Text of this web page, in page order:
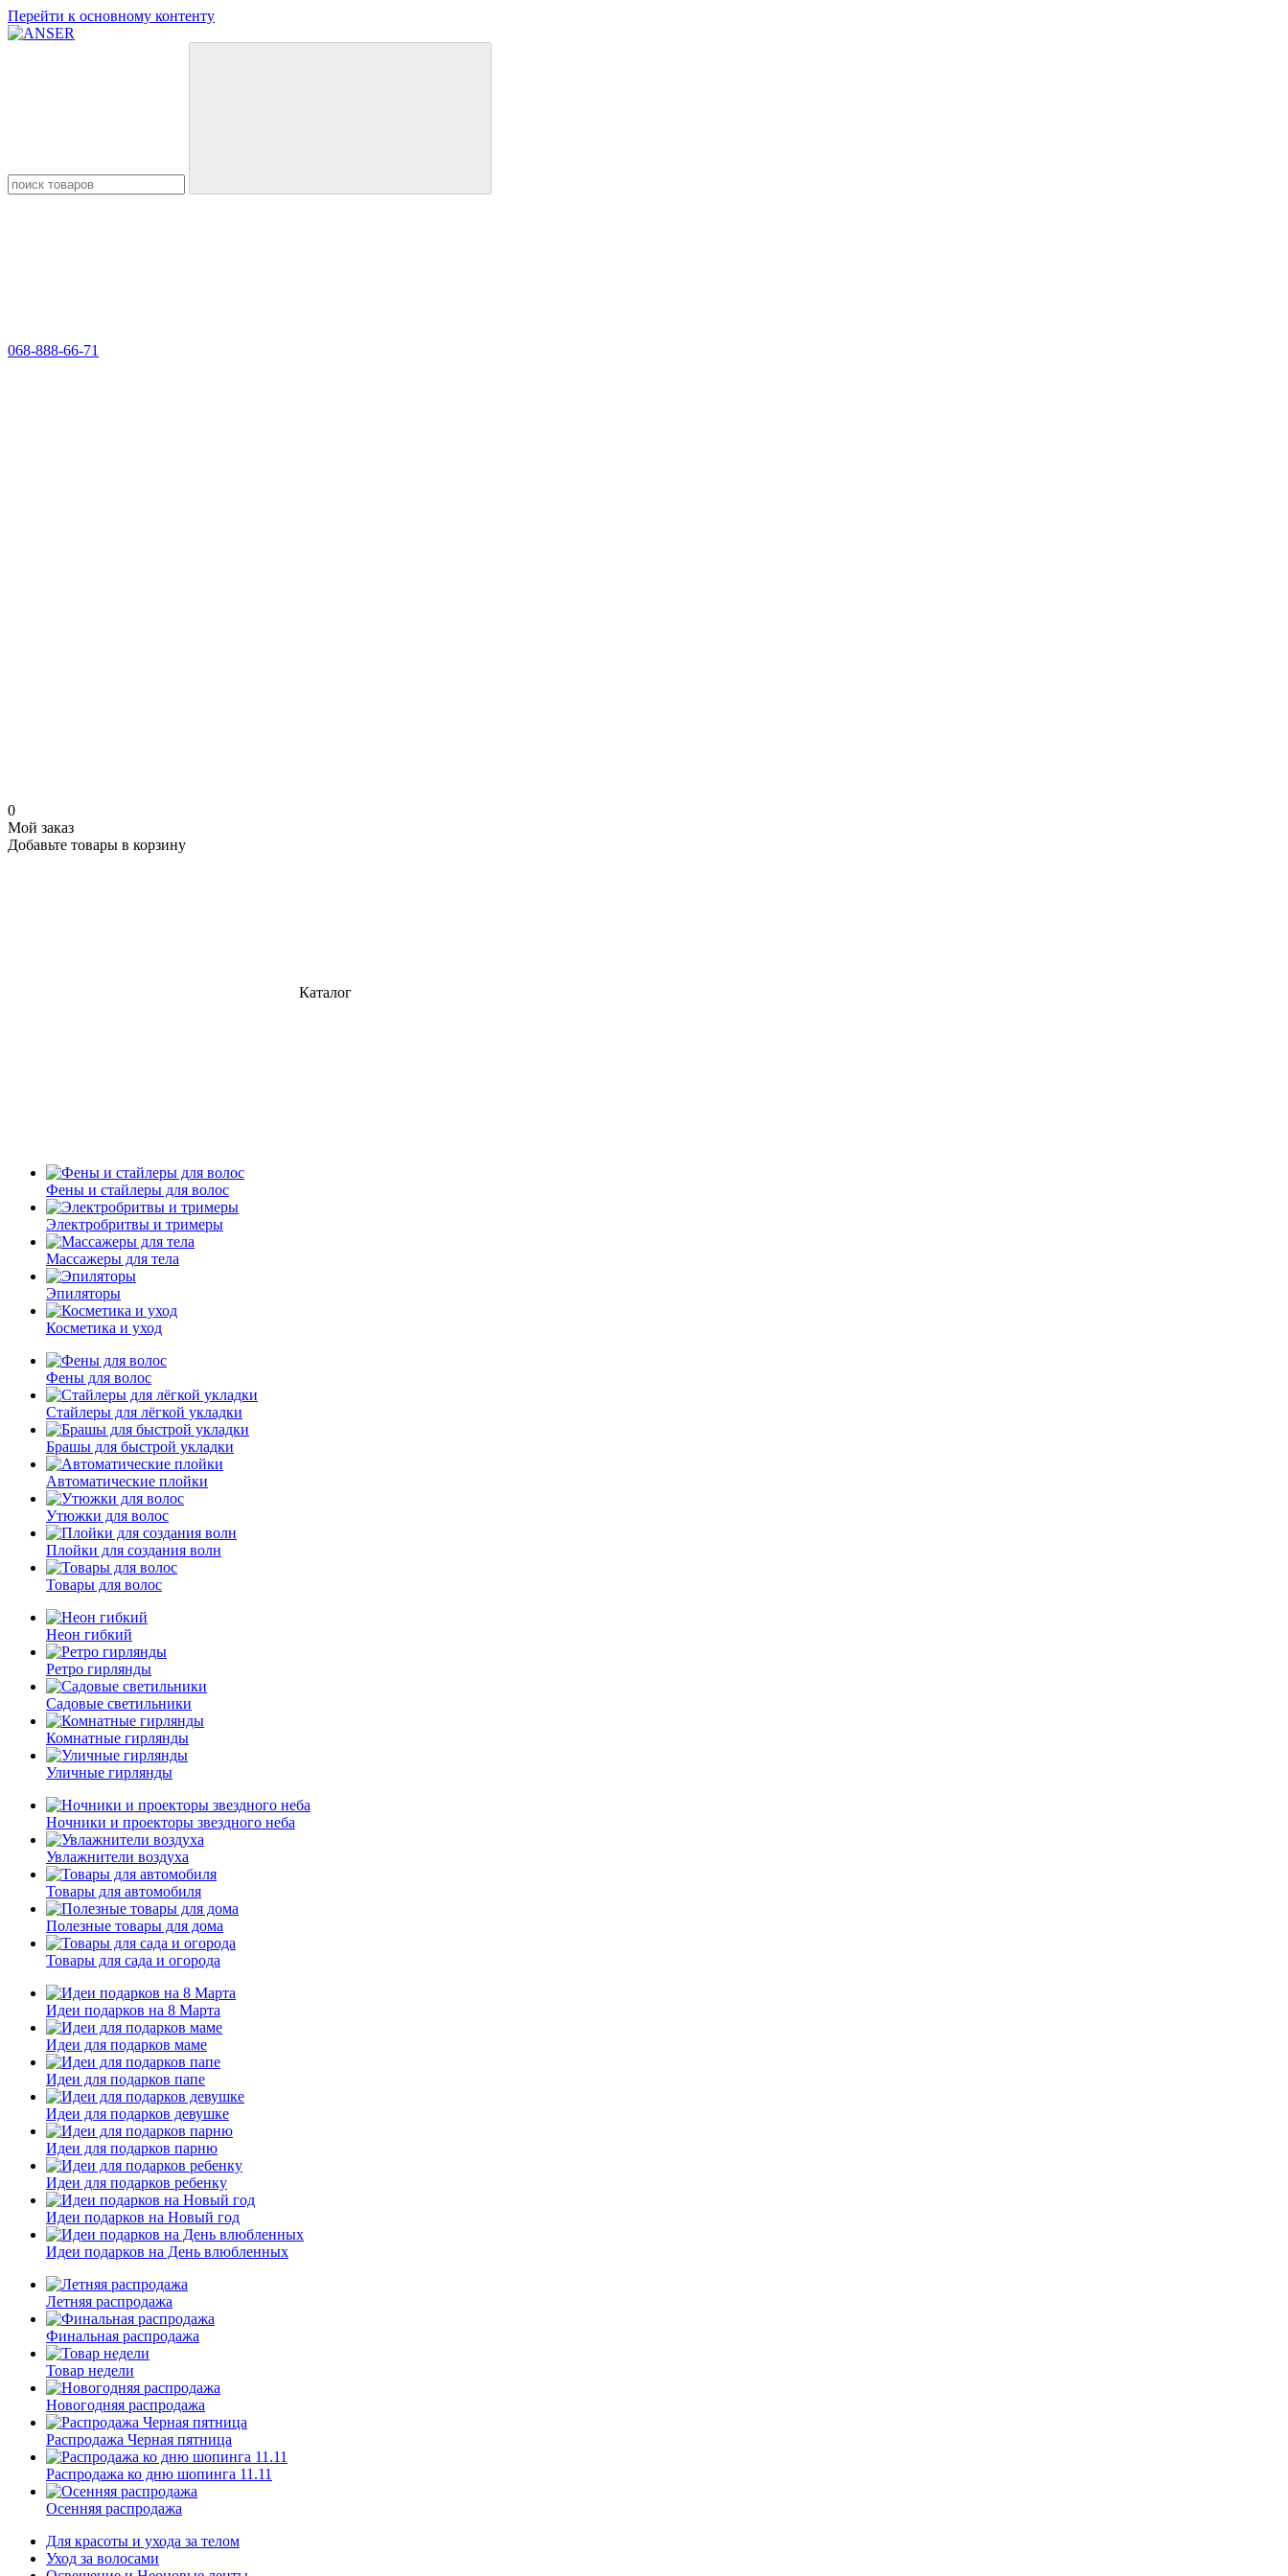
Перейти к основному контенту
068-888-66-71
0
Мой заказ
Добавьте товары в корзину
Каталог
Фены и стайлеры для волос
Электробритвы и тримеры
Массажеры для тела
Эпиляторы
Косметика и уход
Фены для волос
Стайлеры для лёгкой укладки
Брашы для быстрой укладки
Автоматические плойки
Утюжки для волос
Плойки для создания волн
Товары для волос
Неон гибкий
Ретро гирлянды
Садовые светильники
Комнатные гирлянды
Уличные гирлянды
Ночники и проекторы звездного неба
Увлажнители воздуха
Товары для автомобиля
Полезные товары для дома
Товары для сада и огорода
Идеи подарков на 8 Марта
Идеи для подарков маме
Идеи для подарков папе
Идеи для подарков девушке
Идеи для подарков парню
Идеи для подарков ребенку
Идеи подарков на Новый год
Идеи подарков на День влюбленных
Летняя распродажа
Финальная распродажа
Товар недели
Новогодняя распродажа
Распродажа Черная пятница
Распродажа ко дню шопинга 11.11
Осенняя распродажа
Для красоты и ухода за телом
Уход за волосами